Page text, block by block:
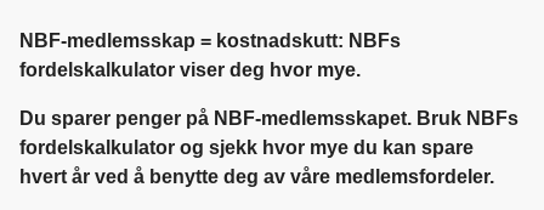
NBF-medlemsskap = kostnadskutt: NBFs
fordelskalkulator viser deg hvor mye.
Du sparer penger på NBF-medlemsskapet. Bruk NBFs
fordelskalkulator og sjekk hvor mye du kan spare
hvert år ved å benytte deg av våre medlemsfordeler.